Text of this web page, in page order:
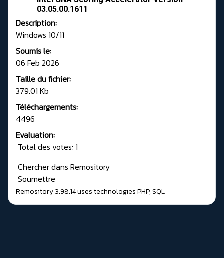
03.05.00.1611
Description:
Windows 10/11
Soumis le:
06 Feb 2026
Taille du fichier:
379.01 Kb
Téléchargements:
4496
Evaluation:
Total des votes: 1
Chercher dans Remository
Soumettre
Remository 3.98.14uses technologiesPHP,SQL